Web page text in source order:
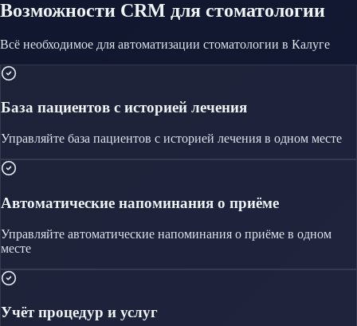
Возможности CRM для стоматологии
Всё необходимое для автоматизации стоматологии в Калуге
База пациентов с историей лечения
Управляйте база пациентов с историей лечения в одном месте
Автоматические напоминания о приёме
Управляйте автоматические напоминания о приёме в одном
месте
Учёт процедур и услуг